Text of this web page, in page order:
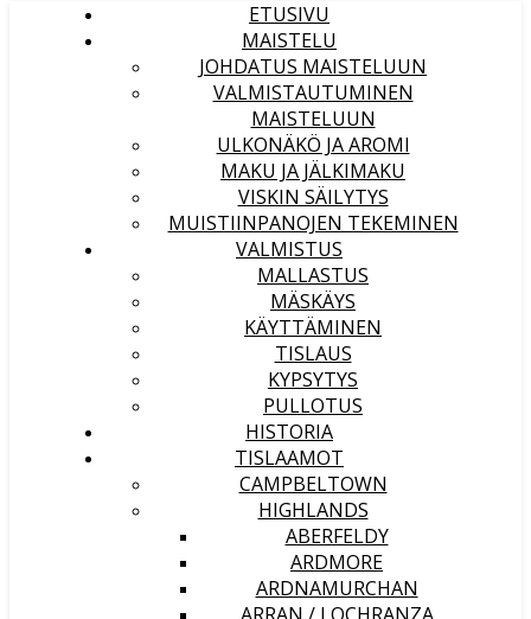
ETUSIVU
MAISTELU
JOHDATUS MAISTELUUN
VALMISTAUTUMINEN
MAISTELUUN
ULKONÄKÖ JA AROMI
MAKU JA JÄLKIMAKU
VISKIN SÄILYTYS
MUISTIINPANOJEN TEKEMINEN
VALMISTUS
MALLASTUS
MÄSKÄYS
KÄYTTÄMINEN
TISLAUS
KYPSYTYS
PULLOTUS
HISTORIA
TISLAAMOT
CAMPBELTOWN
HIGHLANDS
ABERFELDY
ARDMORE
ARDNAMURCHAN